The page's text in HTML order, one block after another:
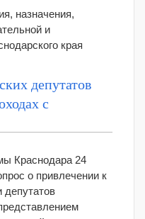
назначения,
и
края
депутатов
с
Краснодара 24
о привлечении к
депутатов